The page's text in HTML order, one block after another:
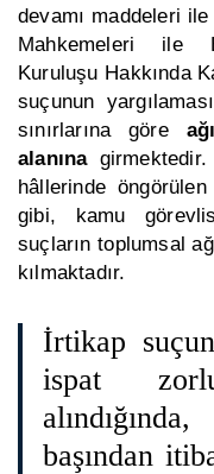
devamı maddeleri
Mahkemeleri ile
Kuruluşu Hakkında
suçunun
sınırlarına göre
alanınagirmektedir.
hâllerinde
gibi, kamu
suçların toplumsal
kılmaktadır.
İrtikap
ispat
başından